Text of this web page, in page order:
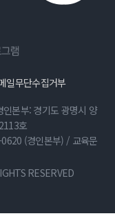
일무단수집거부
본부: 경기도 광명시 양
호
(경인본부) / 교육문
RESERVED